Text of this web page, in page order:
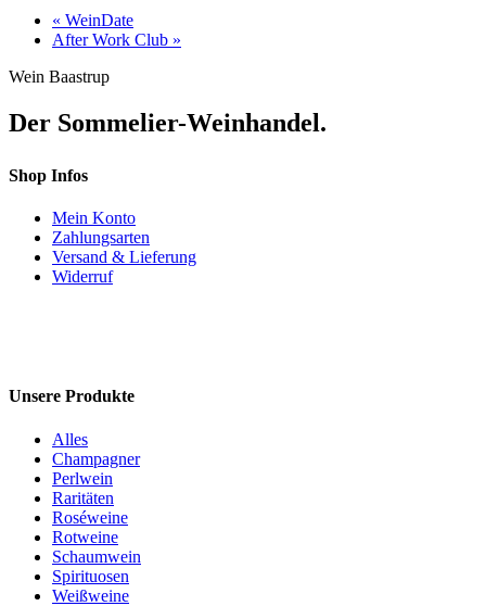
« WeinDate
After Work Club »
Wein Baastrup
Der Sommelier-Weinhandel.
Shop Infos
Mein Konto
Zahlungsarten
Versand & Lieferung
Widerruf
Unsere Produkte
Alles
Champagner
Perlwein
Raritäten
Roséweine
Rotweine
Schaumwein
Spirituosen
Weißweine